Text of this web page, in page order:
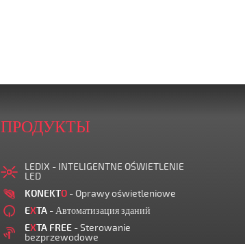
ПРОДУКТЫ
LEDIX - INTELIGENTNE OŚWIETLENIE
LED
KONEKTO - Oprawy oświetleniowe
EXTA - Автоматизация зданий
EXTA FREE - Sterowanie
bezprzewodowe